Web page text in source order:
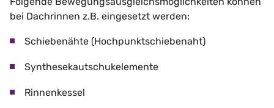
bei Dachrinnen z.B. eingesetzt werden:
Schiebenähte (Hochpunktschiebenaht)
Synthesekautschukelemente
Rinnenkessel